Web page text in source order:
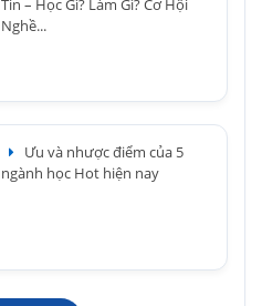
Tin – Học Gì? Làm Gì? Cơ Hội
Nghề...
Ưu và nhược điểm của 5
ngành học Hot hiện nay